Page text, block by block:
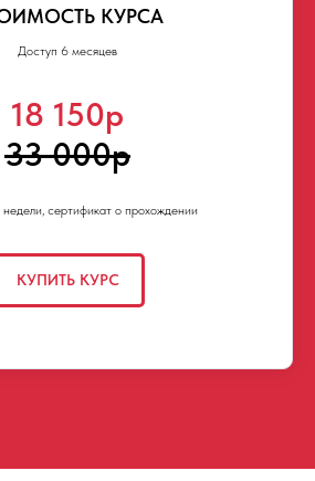
КУРСА
Доступ 6 месяцев
18 150р
33 000р
сертификат о прохождении
КУПИТЬ КУРС